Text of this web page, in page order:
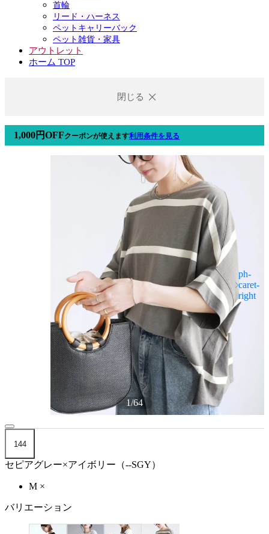
首輪
リード・ハーネス
ペットキャリーバック
ペット雑貨・家具
アウトレット
ホーム TOP
閉じる
1,000円OFFクーポンが使えます利用条件を見る
1/64
144
セピアグレー×アイボリー（--SGY）
M ×
バリエーション